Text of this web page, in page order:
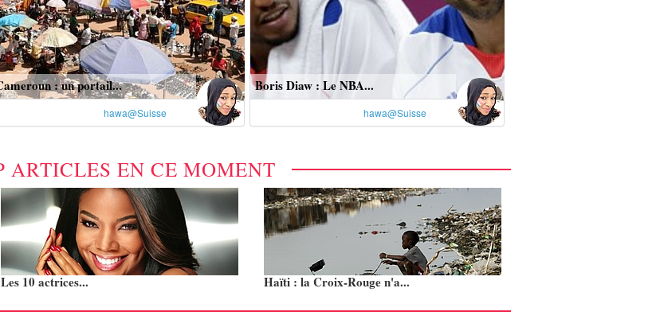
: un portail...
hawa@Suisse
Boris Diaw : Le NBA...
hawa@Suisse
ARTICLES EN CE MOMENT
Les 10 actrices... Haïti : la Croix-Rouge n'a...